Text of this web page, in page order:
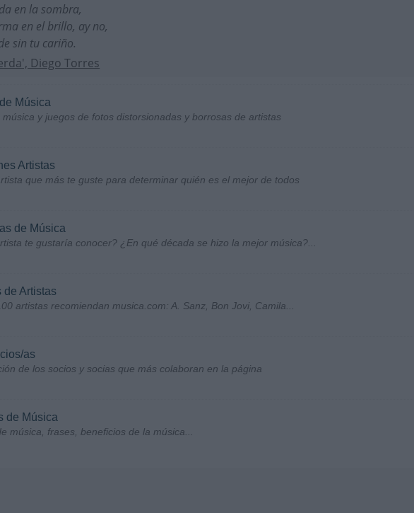
en la sombra,
en el brillo, ay no,
sin tu cariño.
Diego Torres
Música
música y juegos de fotos distorsionadas y borrosas de artistas
Artistas
que más te guste para determinar quién es el mejor de todos
de Música
te gustaría conocer? ¿En qué década se hizo la mejor música?...
de Artistas
artistas recomiendan musica.com: A. Sanz, Bon Jovi, Camila...
as
de los socios y socias que más colaboran en la página
de Música
música, frases, beneficios de la música...